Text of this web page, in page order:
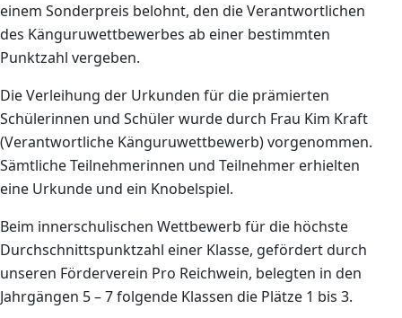
einem Sonderpreis belohnt, den die Verantwortlichen
des Känguruwettbewerbes ab einer bestimmten
Punktzahl vergeben.
Die Verleihung der Urkunden für die prämierten
Schülerinnen und Schüler wurde durch Frau Kim Kraft
(Verantwortliche Känguruwettbewerb) vorgenommen.
Sämtliche Teilnehmerinnen und Teilnehmer erhielten
eine Urkunde und ein Knobelspiel.
Beim innerschulischen Wettbewerb für die höchste
Durchschnittspunktzahl einer Klasse, gefördert durch
unseren Förderverein Pro Reichwein, belegten in den
Jahrgängen 5 – 7 folgende Klassen die Plätze 1 bis 3.